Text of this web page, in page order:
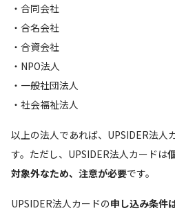
・合同会社
・合名会社
・合資会社
・NPO法人
・一般社団法人
・社会福祉法人
以上の法人であれば、UPSIDER法人
す。ただし、UPSIDER法人カードは
対象外なため、注意が必要です。
UPSIDER法人カードの申し込み条件